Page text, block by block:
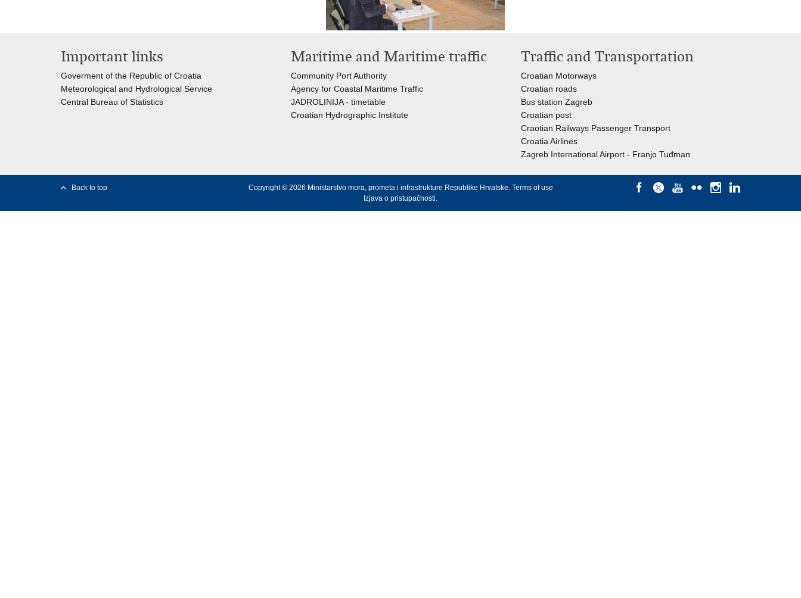
Important links
Goverment of the Republic of Croatia
Meteorological and Hydrological Service
Central Bureau of Statistics
Maritime and Maritime traffic
Community Port Authority
Agency for Coastal Maritime Traffic
JADROLINIJA - timetable
Croatian Hydrographic Institute
Traffic and Transportation
Croatian Motorways
Croatian roads
Bus station Zagreb
Croatian post
Craotian Railways Passenger Transport
Croatia Airlines
Zagreb International Airport - Franjo Tuđman
Back to top Copyright © 2026 Ministarstvo mora, prometa i infrastrukture Republike Hrvatske. Terms of use
Izjava o pristupačnosti.